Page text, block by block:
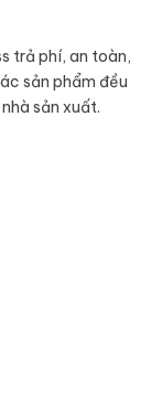
trả phí, an toàn,
sản phẩm đều
sản xuất.